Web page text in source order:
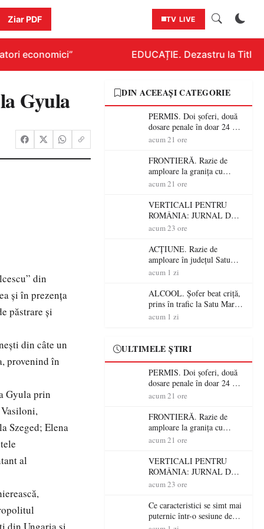
Ziar PDF TV LIVE
economici” EDUCAȚIE. Dezastru la
Gyula
din
și în prezența
păstrare și
din câte un
provenind în
Gyula prin
Szeged; Elena
al
DIN ACEEAȘI CATEGORIE
PERMIS. Doi șoferi, două
dosare penale în doar 24 de
ore la Petea! Unul avea
nu a avut niciodată permis
acum 21 ore
FRONTIERĂ. Razie de
amploare la granița cu
Ungaria! 800 de persoane și
verificate
acum 21 ore
VERTICALI PENTRU
ROMÂNIA: JURNAL DE
CĂLĂTORIE FIJET
acum 23 ore
ACȚIUNE. Razie de
amploare în județul Satu
Mare! Polițiștii au dat sute
șoferi fără permis într-o
singură zi
acum 1 zi
ALCOOL. Șofer beat criță,
prins în trafic la Satu Mare!
Alcoolemie uriașă
acum 1 zi
ULTIMELE ȘTIRI
PERMIS. Doi șoferi, două
dosare penale în doar 24 de
ore la Petea! Unul avea
nu a avut niciodată permis
acum 21 ore
FRONTIERĂ. Razie de
amploare la granița cu
Ungaria! 800 de persoane și
verificate
acum 21 ore
VERTICALI PENTRU
ROMÂNIA: JURNAL DE
CĂLĂTORIE FIJET
acum 23 ore
Ce caracteristici se simt mai
puternic într-o sesiune de
distracție la sloturi online: